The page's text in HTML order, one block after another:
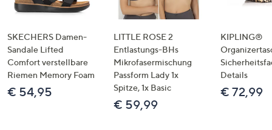
SKECHERS Damen-
Sandale Lifted
Comfort verstellbare
Riemen Memory Foam
€ 54,95
LITTLE ROSE 2
Entlastungs-BHs
Mikrofasermischung
Passform Lady 1x
Spitze, 1x Basic
€ 59,99
KIPLING®
Details
€ 72,99